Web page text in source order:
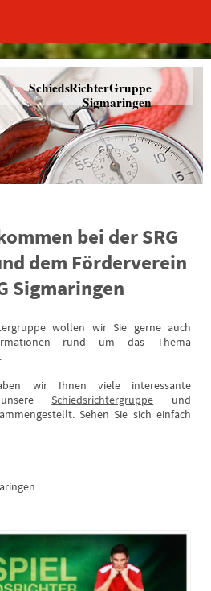
SchiedsRichterGruppe
Sigmaringen
bei der SRG
dem Förderverein
Sigmaringen
wollen wir Sie gerne auch
rund um das Thema
wir Ihnen viele interessante
unsereSchiedsrichtergruppe und
Sehen Sie sich einfach